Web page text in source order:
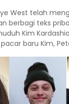
West telah
berbagi teks
Kim
baru Kim,